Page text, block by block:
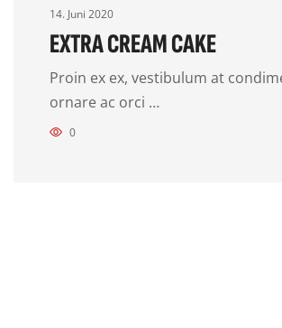
14. Juni 2020
EXTRA CREAM CAKE
Proin ex ex, vestibulum at
ornare ac orci …
0